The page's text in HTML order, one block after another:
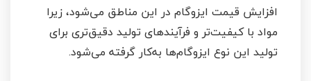
افزایش قیمت ایزوگام در این مناطق می‌شود، زیرا
مواد با کیفیت‌تر و فرآیندهای تولید دقیق‌تری برای
تولید این نوع ایزوگام‌ها به‌کار گرفته می‌شود.